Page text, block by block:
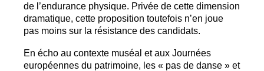
de l’endurance physique. Privée de cette dimension
dramatique, cette proposition toutefois n’en joue
pas moins sur la résistance des candidats.
En écho au contexte muséal et aux Journées
européennes du patrimoine, les « pas de danse » et